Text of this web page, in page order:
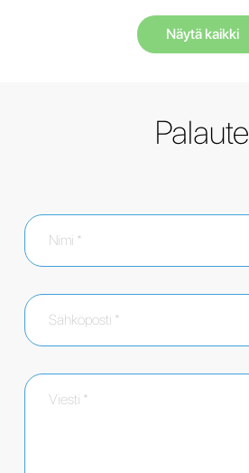
Näytä kaikki
Palaute